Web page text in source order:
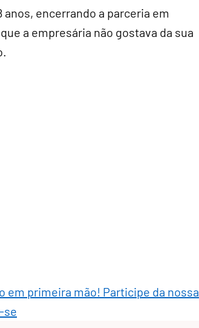
encerrando a parceria em
a empresária não gostava da sua
em primeira mão! Participe da nossa
se